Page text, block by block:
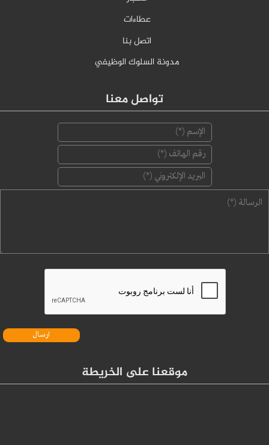
عطاءات
اتصل بنا
مدونة السلوك الوظيفي
تواصل معنا
‏البريد الإلكتروني ‏*
موقعنا على الخريطة